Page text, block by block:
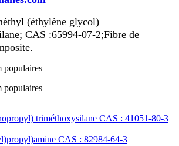
(éthylène glycol)
; CAS :65994-07-2;Fibre de
populaires
populaires
triméthoxysilane CAS : 41051-80-3
CAS : 82984-64-3